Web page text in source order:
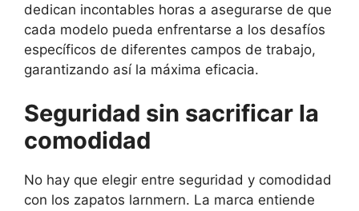
dedican incontables horas a asegurarse de que
cada modelo pueda enfrentarse a los desafíos
específicos de diferentes campos de trabajo,
garantizando así la máxima eficacia.
Seguridad sin sacrificar la
comodidad
No hay que elegir entre seguridad y comodidad
con los zapatos larnmern. La marca entiende